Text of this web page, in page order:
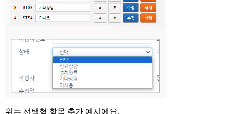
위는 선택형 항목 추가 예시에요.